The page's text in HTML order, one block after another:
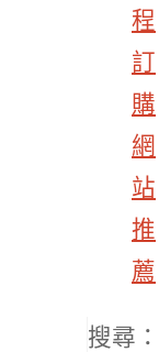
程
訂
購
網
站
推
薦
搜尋：